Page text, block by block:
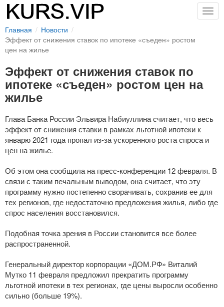
Главная
Новости
Эффект от снижения ставок по ипотеке «съеден» ростом
цен на жилье
Эффект от снижения ставок по
ипотеке «съеден» ростом цен на
жилье
Глава Банка России Эльвира Набиуллина считает, что весь
эффект от снижения ставки в рамках льготной ипотеки к
январю 2021 года пропал из-заускоренного роста спроса и
цен на жилье.
Об этом она сообщила на пресс-конференции 12 февраля. В
связи с таким печальным выводом, она считает, что эту
программу нужно постепенно сворачивать, сохранив ее для
тех регионов, где недостаточно предложения жилья, либо где
спрос населения восстановился.
Подобная точка зрения в России становится все более
распространенной.
Генеральный директор корпорации «ДОМ.РФ» Виталий
Мутко 11 февраля предложил прекратить программу
льготной ипотеки в тех регионах, где цены выросли особенно
сильно (больше 19%).